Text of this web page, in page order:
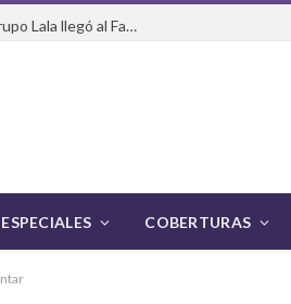
Del packaging a la pasarela: cómo GoLALAzo de Grupo Lala llegó al Fashion Week de México
COBERTURAS